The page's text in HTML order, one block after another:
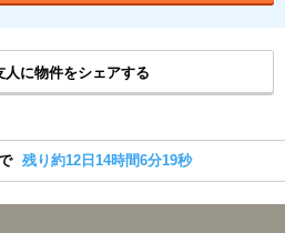
人に物件をシェアする
残り約12日14時間6分18秒